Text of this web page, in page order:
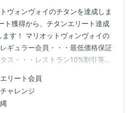
ヴォンヴォイのチタンを達成しま
ト獲得から、チタンエリート達成
ます！ マリオットヴォンヴォイの
ギュラー会員・・・最低価格保証
ス・・・レストラン10%割引等
クアウト等 ④プラチナステイタ
トチェックアウト、ラウンジ、
タス・・・アップグレードがス
リート会員
ャレンジ